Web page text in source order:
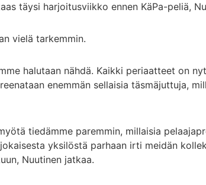
täysi harjoitusviikko ennen KäPa-peliä,
vielä tarkemmin.
halutaan nähdä. Kaikki periaatteet on
enemmän sellaisia täsmäjuttuja,
tiedämme paremmin, millaisia
yksilöstä parhaan irti meidän
Nuutinen jatkaa.